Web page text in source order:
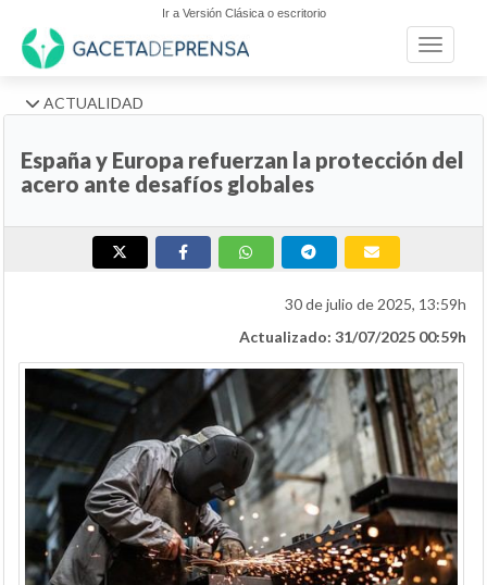
Ir a Versión Clásica o escritorio
Toggle
ACTUALIDAD
España y Europa refuerzan la protección del
acero ante desafíos globales
30 de julio de 2025, 13:59h
Actualizado: 31/07/2025 00:59h